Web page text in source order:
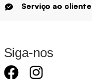
Serviço ao
Siga-nos